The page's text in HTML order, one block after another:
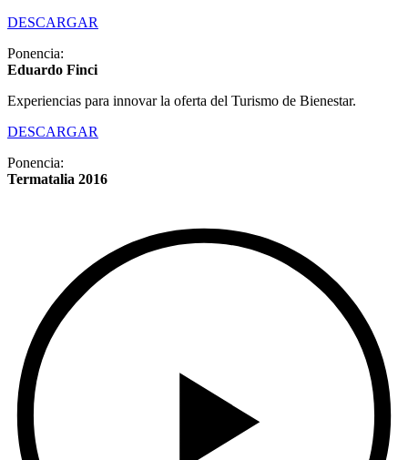
DESCARGAR
Ponencia:
Eduardo Finci
Experiencias para innovar la oferta del Turismo de Bienestar.
DESCARGAR
Ponencia:
Termatalia 2016